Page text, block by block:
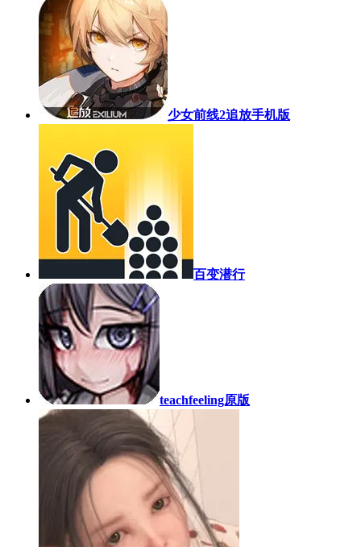
少女前线2追放手机版
百变潜行
teachfeeling原版